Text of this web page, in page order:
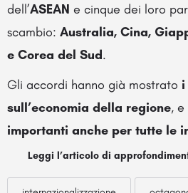
dell’ASEAN e cinque dei loro
scambio: Australia, Cina,
e Corea del Sud.
Gli accordi hanno già mostrato i
sull’economia della regione, e
importanti anche per tutte le
Leggi l’articolo di